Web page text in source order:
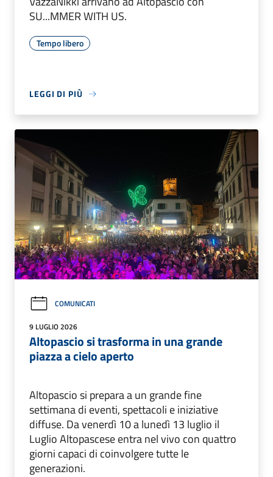
SU...MMER WITH US.
Tempo libero
LEGGI DI PIÙ
COMUNICATI
9 LUGLIO 2026
Altopascio si trasforma in una grande
piazza a cielo aperto
Altopascio si prepara a un grande fine
settimana di eventi, spettacoli e iniziative
diffuse. Da venerdì 10 a lunedì 13 luglio il
Luglio Altopascese entra nel vivo con quattro
giorni capaci di coinvolgere tutte le
generazioni.